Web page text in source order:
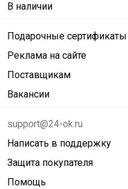
В наличии
Подарочные сертификаты
Реклама на сайте
Поставщикам
Вакансии
support@24-ok.ru
Написать в поддержку
Защита покупателя
Помощь